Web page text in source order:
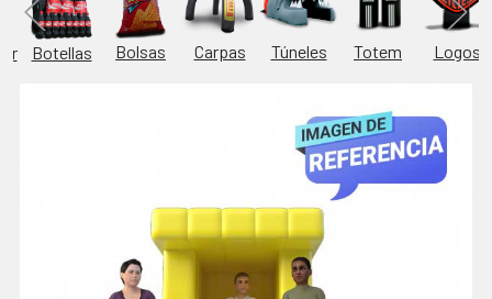
Botellas Bolsas Carpas Túneles Totem Logos